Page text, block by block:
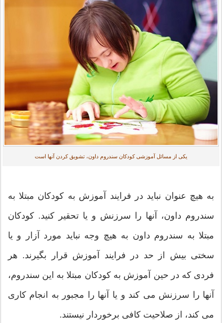
یکی از مسائل آموزشی کودکان سندروم داون، تشویق کردن آنها است
به هیچ عنوان نباید در فرایند آموزش به کودکان مبتلا به
سندروم داون، آنها را سرزنش و یا تحقیر کنید. کودکان
مبتلا به سندروم داون به هیچ وجه نباید مورد آزار و یا
سختی بیش از حد در فرایند آموزش قرار بگیرند. هر
فردی که در حین آموزش به کودکان مبتلا به این سندروم،
آنها را سرزنش می کند و یا آنها را مجبور به انجام کاری
می کند، از صلاحیت کافی برخوردار نیستند.